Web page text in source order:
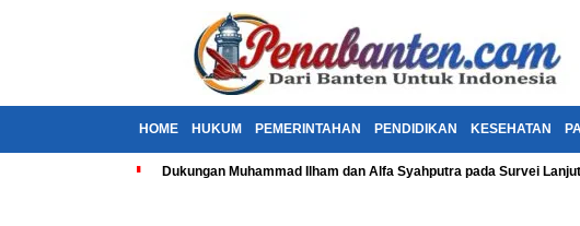
HOME HUKUM PEMERINTAHAN PENDIDIKAN KESEHATAN
Dukungan Muhammad Ilham dan Alfa Syahputra pada Survei